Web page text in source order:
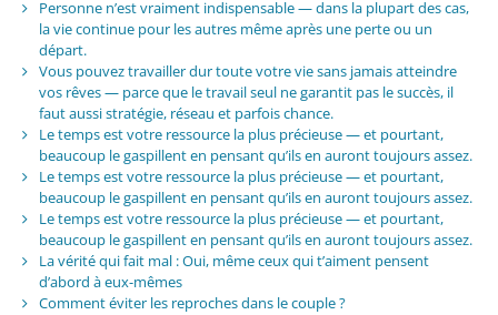
Personne n’est vraiment indispensable — dans la plupart des cas,
la vie continue pour les autres même après une perte ou un
départ.
Vous pouvez travailler dur toute votre vie sans jamais atteindre
vos rêves — parce que le travail seul ne garantit pas le succès, il
faut aussi stratégie, réseau et parfois chance.
Le temps est votre ressource la plus précieuse — et pourtant,
beaucoup le gaspillent en pensant qu’ils en auront toujours assez.
Le temps est votre ressource la plus précieuse — et pourtant,
beaucoup le gaspillent en pensant qu’ils en auront toujours assez.
Le temps est votre ressource la plus précieuse — et pourtant,
beaucoup le gaspillent en pensant qu’ils en auront toujours assez.
La vérité qui fait mal : Oui, même ceux qui t’aiment pensent
d’abord à eux-mêmes
Comment éviter les reproches dans le couple ?